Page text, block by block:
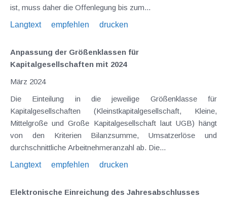
ist, muss daher die Offenlegung bis zum...
Langtext
empfehlen drucken
Anpassung der Größenklassen für
Kapitalgesellschaften mit 2024
März 2024
Die Einteilung in die jeweilige Größenklasse für
Kapitalgesellschaften (Kleinstkapitalgesellschaft, Kleine,
Mittelgroße und Große Kapitalgesellschaft laut UGB) hängt
von den Kriterien Bilanzsumme, Umsatzerlöse und
durchschnittliche Arbeitnehmeranzahl ab. Die...
Langtext
empfehlen drucken
Elektronische Einreichung des Jahresabschlusses